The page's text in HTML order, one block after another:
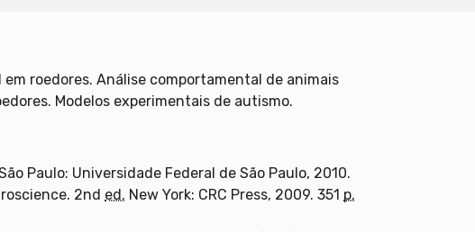
roedores. Análise comportamental de animais
Modelos experimentais de autismo.
Paulo: Universidade Federal de São Paulo, 2010.
2nd ed. New York: CRC Press, 2009. 351 p.